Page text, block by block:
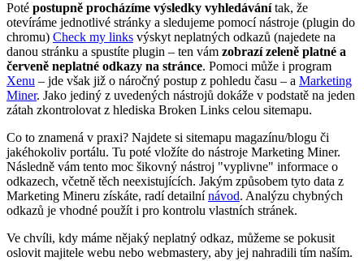
Poté postupně procházíme výsledky vyhledávánítak, že
otevíráme jednotlivé stránky a sledujeme pomocí nástroje (plugin do
chromu) Check my links výskyt neplatných odkazů (najedete na
danou stránku a spustíte plugin – ten vám zobrazí zeleně platné a
červeně neplatné odkazy na stránce. Pomoci může i program
Xenu – jde však již o náročný postup z pohledu času – a Marketing
Miner. Jako jediný z uvedených nástrojů dokáže v podstatě na jeden
zátah zkontrolovat z hlediska Broken Links celou sitemapu.
Co to znamená v praxi? Najdete si sitemapu magazínu/blogu či
jakéhokoliv portálu. Tu poté vložíte do nástroje Marketing Miner.
Následně vám tento moc šikovný nástroj "vyplivne" informace o
odkazech, včetně těch neexistujících. Jakým způsobem tyto data z
Marketing Mineru získáte, radí detailnínávod. Analýzu chybných
odkazů je vhodné použít i pro kontrolu vlastních stránek.
Ve chvíli, kdy máme nějaký neplatný odkaz, můžeme se pokusit
oslovit majitele webu nebo webmastery, aby jej nahradili tím naším.